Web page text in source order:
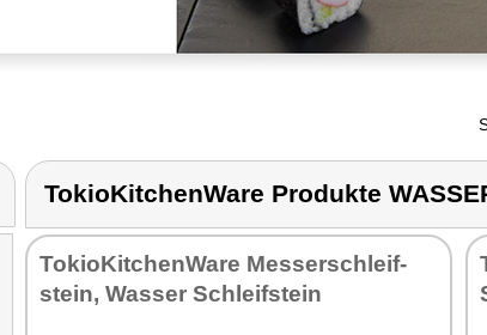
TokioKitchenWare Produkte
To­kio­Kit­chen­Wa­re Mes­ser­schleif­
stein, Was­ser Schleif­stein